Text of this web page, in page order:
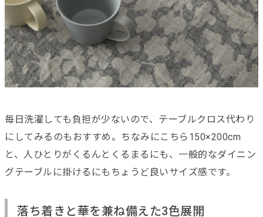
毎日洗濯しても負担が少ないので、テーブルクロス代わり
にしてみるのもおすすめ。ちなみにこちら150×200cm
と、人ひとりがくるんとくるまるにも、一般的なダイニン
グテーブルに掛けるにもちょうど良いサイズ感です。
落ち着きと華を兼ね備えた3色展開